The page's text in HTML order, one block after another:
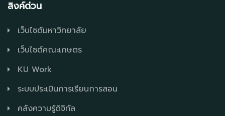
ลิงค์ด่วน
เว็บไซต์มหาวิทยาลัย
เว็บไซต์คณะเกษตร
KU Work
ระบบประเมินการเรียนการสอน
คลังความรู้ดิจิทัล